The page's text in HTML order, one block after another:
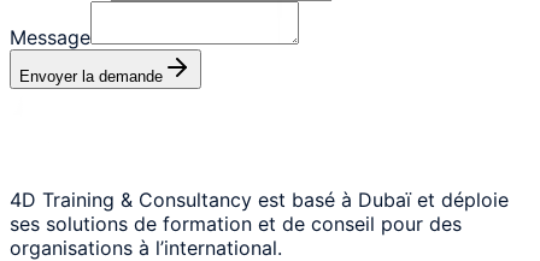
Message
Envoyer la demande
4D Training & Consultancy est basé à Dubaï et déploie
ses solutions de formation et de conseil pour des
organisations à l’international.